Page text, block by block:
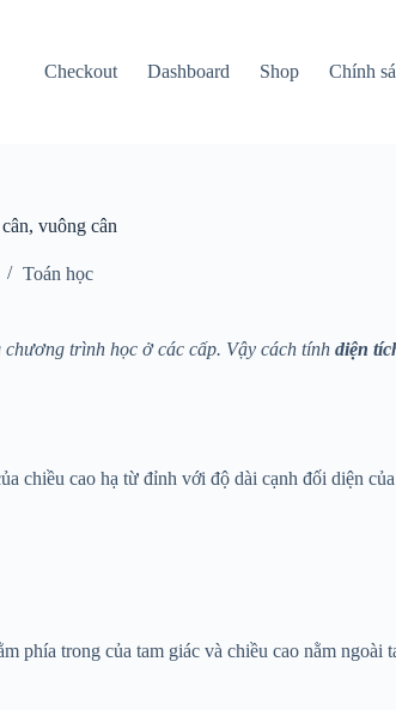
Checkout Dashboard Shop Chính
vuông cân
Toán học
trình học ở các cấp. Vậy cách tính diện
chiều cao hạ từ đỉnh với độ dài cạnh đối diện
phía trong của tam giác và chiều cao nằm ngoài